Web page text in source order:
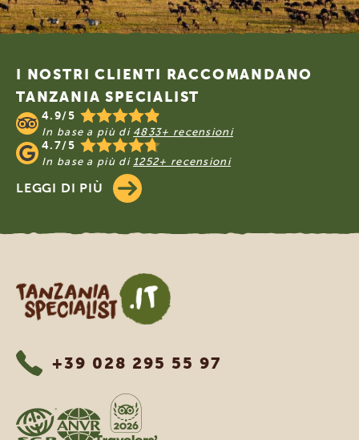
I NOSTRI CLIENTI RACCOMANDANO
TANZANIA SPECIALIST
4.9/5
In base a più di 4833+ recensioni
4.7/5
In base a più di1252+ recensioni
LEGGI DI PIÙ
Tanzania Specialist
+39 028 295 55 97